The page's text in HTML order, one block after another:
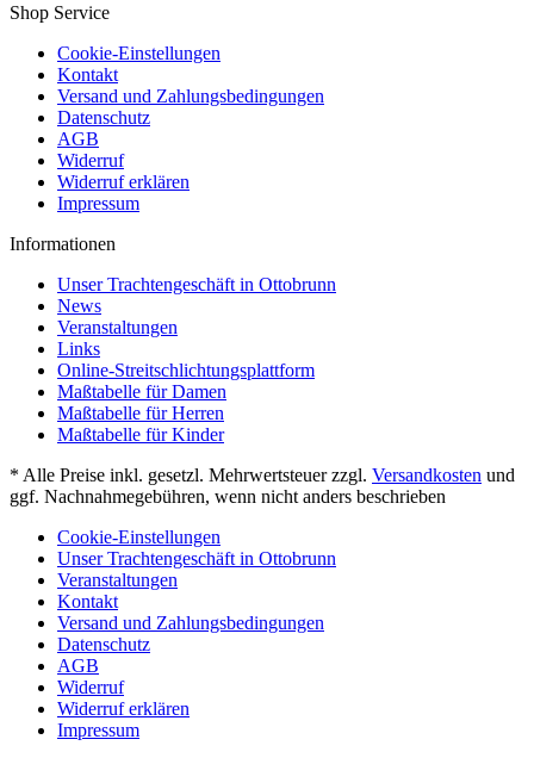
Shop Service
Cookie-Einstellungen
Kontakt
Versand und Zahlungsbedingungen
Datenschutz
AGB
Widerruf
Widerruf erklären
Impressum
Informationen
Unser Trachtengeschäft in Ottobrunn
News
Veranstaltungen
Links
Online-Streitschlichtungsplattform
Maßtabelle für Damen
Maßtabelle für Herren
Maßtabelle für Kinder
* Alle Preise inkl. gesetzl. Mehrwertsteuer zzgl. Versandkosten und
ggf. Nachnahmegebühren, wenn nicht anders beschrieben
Cookie-Einstellungen
Unser Trachtengeschäft in Ottobrunn
Veranstaltungen
Kontakt
Versand und Zahlungsbedingungen
Datenschutz
AGB
Widerruf
Widerruf erklären
Impressum